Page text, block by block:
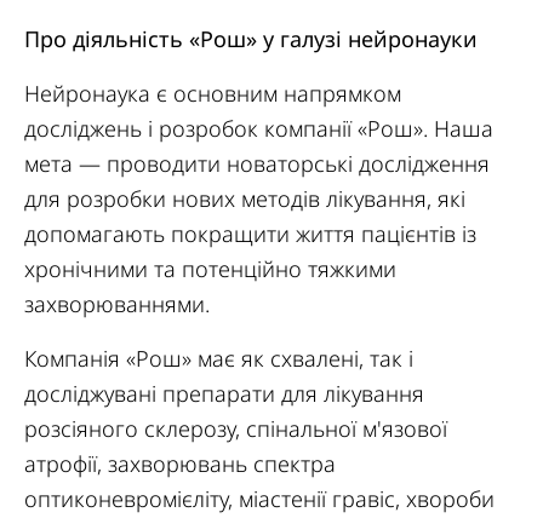
Про діяльність «Рош» у галузі нейронауки
Нейронаука є основним напрямком
досліджень і розробок компанії «Рош». Наша
мета — проводити новаторські дослідження
для розробки нових методів лікування, які
допомагають покращити життя пацієнтів із
хронічними та потенційно тяжкими
захворюваннями.
Компанія «Рош» має як схвалені, так і
досліджувані препарати для лікування
розсіяного склерозу, спінальної м'язової
атрофії, захворювань спектра
оптиконевромієліту, міастенії гравіс, хвороби